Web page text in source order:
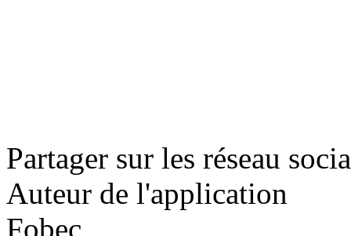
Partager sur les réseau
Auteur de l'application
Fobec